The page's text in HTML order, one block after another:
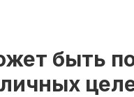
быть